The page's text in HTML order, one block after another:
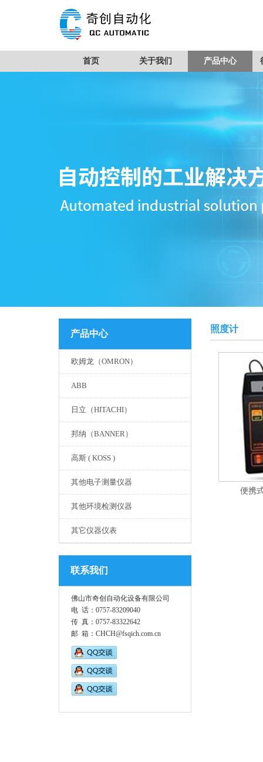
首页 关于我们 产品中心
产品中心
欧姆龙（OMRON）
ABB
日立（HITACHI）
邦纳（BANNER）
高斯 ( KOSS )
其他电子测量仪器
其他环境检测仪器
其它仪器仪表
联系我们
佛山市奇创自动化设备有限公司
电 话：0757-83209040
传 真：0757-83322642
邮 箱：CHCH@fsqich.com.cn
照度计
便携